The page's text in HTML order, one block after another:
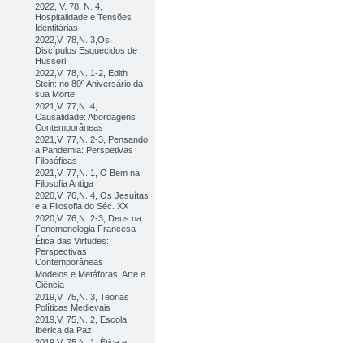
2022, V. 78, N. 4,
Hospitalidade e Tensões
Identitárias
2022,V. 78,N. 3,Os
Discípulos Esquecidos de
Husserl
2022,V. 78,N. 1-2, Edith
Stein: no 80º Aniversário da
sua Morte
2021,V. 77,N. 4,
Causalidade: Abordagens
Contemporâneas
2021,V. 77,N. 2-3, Pensando
a Pandemia: Perspetivas
Filosóficas
2021,V. 77,N. 1, O Bem na
Filosofia Antiga
2020,V. 76,N. 4, Os Jesuítas
e a Filosofia do Séc. XX
2020,V. 76,N. 2-3, Deus na
Fenomenologia Francesa
Ética das Virtudes:
Perspectivas
Contemporâneas
Modelos e Metáforas: Arte e
Ciência
2019,V. 75,N. 3, Teorias
Políticas Medievais
2019,V. 75,N. 2, Escola
Ibérica da Paz